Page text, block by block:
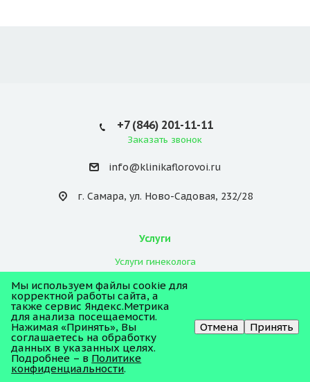
+7 (846) 201-11-11
Заказать звонок
info@klinikaflorovoi.ru
г. Самара, ул. Ново-Садовая, 232/28
Услуги
Услуги гинеколога
Справки в Самаре
УЗИ
Прерывание беременности
Планирование беременности
Онлайн ведение беременности
Эко беременность
ИМЕЮТСЯ ПРОТИВОПОКАЗАНИЯ. НЕОБХОДИМА
КОНСУЛЬТАЦИЯ СПЕЦИАЛИСТА
Онлайн-
запись
Мы используем файлы cookie для
корректной работы сайта, а
также сервис Яндекс.Метрика
для анализа посещаемости.
Нажимая «Принять», Вы
соглашаетесь на обработку
данных в указанных целях.
Подробнее – в Политике
конфиденциальности.
Отмена Принять